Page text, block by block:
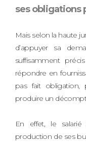
ses obligations
Mais selon la haute
d’appuyer sa
suffisamment
répondre en
pas fait obligation,
produire un
En effet, le
production de ses